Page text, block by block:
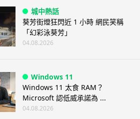
城中熱話
葵芳街燈狂閃近 1 小時 網民笑稱
「幻彩泳葵芳」
04.08.2026
Windows 11
Windows 11 太食 RAM？
Microsoft 認低威承諾為 ...
04.08.2026